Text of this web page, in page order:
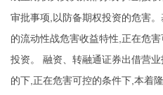
审批事项,以防备期权投资的危害
的流动性战危害收益特性,正在危
投资。 融资、转融通证券出借营
的下,正在危害可控的条件下,本着